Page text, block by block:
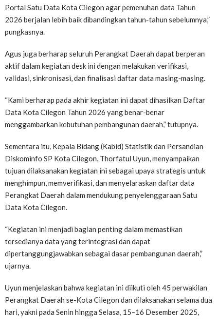
Portal Satu Data Kota Cilegon agar pemenuhan data Tahun
2026 berjalan lebih baik dibandingkan tahun-tahun sebelumnya,”
pungkasnya.
Agus juga berharap seluruh Perangkat Daerah dapat berperan
aktif dalam kegiatan desk ini dengan melakukan verifikasi,
validasi, sinkronisasi, dan finalisasi daftar data masing-masing.
“Kami berharap pada akhir kegiatan ini dapat dihasilkan Daftar
Data Kota Cilegon Tahun 2026 yang benar-benar
menggambarkan kebutuhan pembangunan daerah,” tutupnya.
Sementara itu, Kepala Bidang (Kabid) Statistik dan Persandian
Diskominfo SP Kota Cilegon, Thorfatul Uyun, menyampaikan
tujuan dilaksanakan kegiatan ini sebagai upaya strategis untuk
menghimpun, memverifikasi, dan menyelaraskan daftar data
Perangkat Daerah dalam mendukung penyelenggaraan Satu
Data Kota Cilegon.
“Kegiatan ini menjadi bagian penting dalam memastikan
tersedianya data yang terintegrasi dan dapat
dipertanggungjawabkan sebagai dasar pembangunan daerah,”
ujarnya.
Uyun menjelaskan bahwa kegiatan ini diikuti oleh 45 perwakilan
Perangkat Daerah se-Kota Cilegon dan dilaksanakan selama dua
hari, yakni pada Senin hingga Selasa, 15–16 Desember 2025,